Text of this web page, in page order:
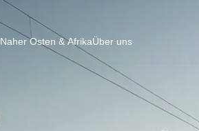
Naher Osten & AfrikaÜber uns